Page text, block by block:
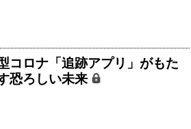
コロナ「追跡アプリ」がもた
恐ろしい未来